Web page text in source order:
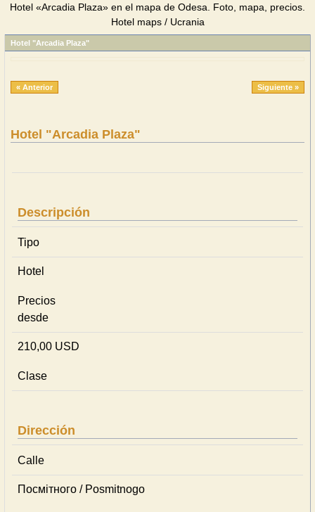
Hotel «Arcadia Plaza» en el mapa de Odesa. Foto, mapa, precios.
Hotel maps / Ucrania
Hotel "Arcadia Plaza"
« Anterior Siguiente »
Hotel "Arcadia Plaza"
Descripción
Tipo
Hotel
Precios
desde
210,00 USD
Clase
Dirección
Calle
Посмітного / Posmitnogo